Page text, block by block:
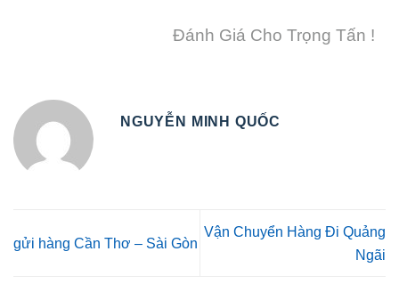
Đánh Giá Cho Trọng Tấn !
NGUYỄN MINH QUỐC
gửi hàng Cần Thơ – Sài Gòn
Vận Chuyển Hàng Đi Quảng
Ngãi